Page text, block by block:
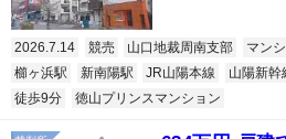
2026.7.14 競売 山口地裁周南支部 マン
櫛ヶ浜駅
新南陽駅 JR山陽本線 山陽新幹
徒歩9分
徳山プリンスマンション